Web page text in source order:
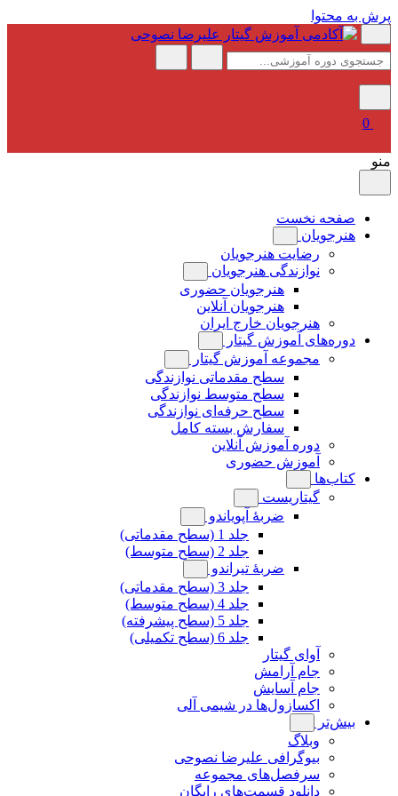
پرش به محتوا
0
منو
صفحه نخست
هنرجویان
رضایت هنرجویان
نوازندگی هنرجویان
هنرجویان حضوری
هنرجویان آنلاین
هنرجویان خارج ایران
دوره‌های آموزش گیتار
مجموعه آموزش گیتار
سطح مقدماتی نوازندگی
سطح متوسط نوازندگی
سطح حرفه‌ای نوازندگی
سفارش بسته کامل
دوره آموزش آنلاین
آموزش حضوری
کتاب‌ها
گیتاریست
ضربۀ آپویاندو
جلد 1 (سطح مقدماتی)
جلد 2 (سطح متوسط)
ضربۀ تیراندو
جلد 3 (سطح مقدماتی)
جلد 4 (سطح متوسط)
جلد 5 (سطح پیشرفته)
جلد 6 (سطح تکمیلی)
آوای گیتار
جام آرامش
جام آسایش
اکسازول‌ها در شیمی آلی
بیش‌تر
وبلاگ
بیوگرافی علیرضا نصوحی
سرفصل‌های مجموعه
دانلود قسمت‌های رایگان